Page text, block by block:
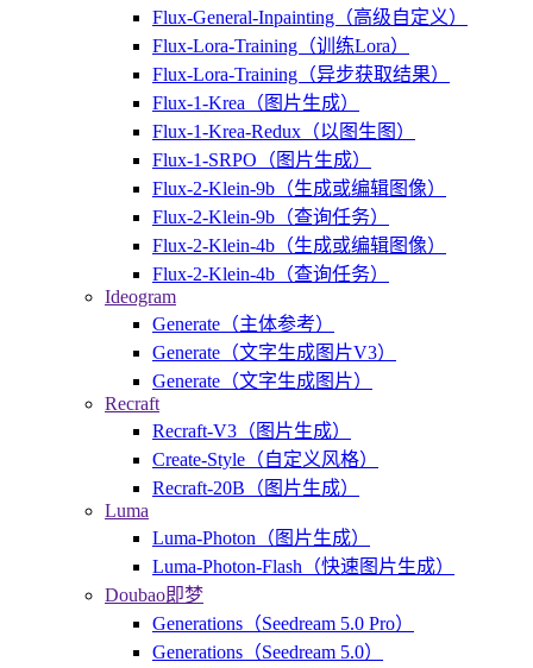
Flux-General-Inpainting（高级自定义）
Flux-Lora-Training（训练Lora）
Flux-Lora-Training（异步获取结果）
Flux-1-Krea（图片生成）
Flux-1-Krea-Redux（以图生图）
Flux-1-SRPO（图片生成）
Flux-2-Klein-9b（生成或编辑图像）
Flux-2-Klein-9b（查询任务）
Flux-2-Klein-4b（生成或编辑图像）
Flux-2-Klein-4b（查询任务）
Ideogram
Generate（主体参考）
Generate（文字生成图片V3）
Generate（文字生成图片）
Recraft
Recraft-V3（图片生成）
Create-Style（自定义风格）
Recraft-20B（图片生成）
Luma
Luma-Photon（图片生成）
Luma-Photon-Flash（快速图片生成）
Doubao即梦
Generations（Seedream 5.0 Pro）
Generations（Seedream 5.0）